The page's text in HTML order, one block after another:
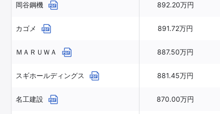
岡谷鋼機 892.20万円
カゴメ 891.72万円
ＭＡＲＵＷＡ 887.50万円
スギホールディングス 881.45万円
名工建設 870.00万円